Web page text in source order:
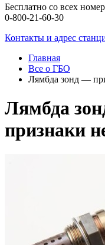
Бесплатно со всех
0-800-21-60-30
Контакты и адрес
Главная
Все о ГБО
Лямбда зонд —
Лямбда
признаки